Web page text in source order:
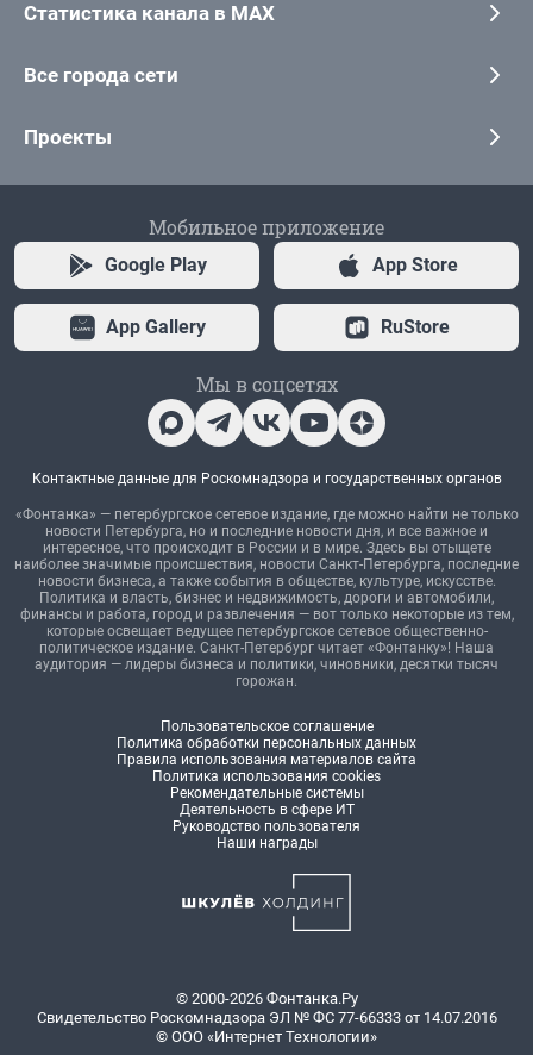
Статистика канала в MAX
Все города сети
Проекты
Мобильное приложение
Google Play App Store
App Gallery RuStore
Мы в соцсетях
Контактные данные для Роскомнадзора и государственных органов
«Фонтанка» — петербургское сетевое издание, где можно найти не только
новости Петербурга, но и последние новости дня, и все важное и
интересное, что происходит в России и в мире. Здесь вы отыщете
наиболее значимые происшествия, новости Санкт-Петербурга, последние
новости бизнеса, а также события в обществе, культуре, искусстве.
Политика и власть, бизнес и недвижимость, дороги и автомобили,
финансы и работа, город и развлечения — вот только некоторые из тем,
которые освещает ведущее петербургское сетевое общественно-
политическое издание. Санкт-Петербург читает «Фонтанку»! Наша
аудитория — лидеры бизнеса и политики, чиновники, десятки тысяч
горожан.
Пользовательское соглашение
Политика обработки персональных данных
Правила использования материалов сайта
Политика использования cookies
Рекомендательные системы
Деятельность в сфере ИТ
Руководство пользователя
Наши награды
© 2000-2026 Фонтанка.Ру
Свидетельство Роскомнадзора ЭЛ № ФС 77-66333 от 14.07.2016
© ООО «Интернет Технологии»